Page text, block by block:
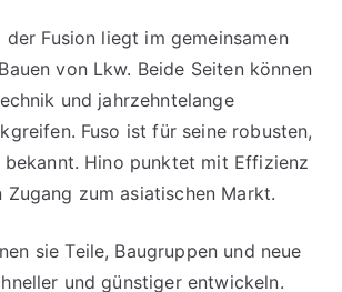
Fusion liegt im gemeinsamen
von Lkw. Beide Seiten können
und jahrzehntelange
Fuso ist für seine robusten,
Hino punktet mit Effizienz
Zugang zum asiatischen Markt.
sie Teile, Baugruppen und neue
und günstiger entwickeln.